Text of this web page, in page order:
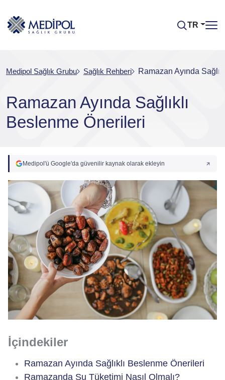
TR
Medipol Sağlık Grubu Sağlık Rehberi Ramazan Ayında
Ramazan Ayında Sağlıklı
Beslenme Önerileri
Medipol'ü Google'da güvenilir kaynak olarak ekleyin
İçindekiler
Ramazan Ayında Sağlıklı Beslenme Önerileri
Ramazanda Su Tüketimi Nasıl Olmalı?